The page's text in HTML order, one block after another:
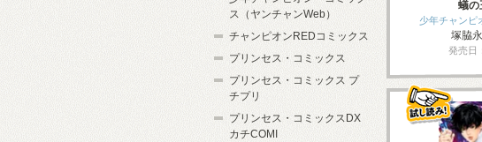
蟻の
少年チャンピ
塚脇
発売日
ス（ヤンチャンWeb）
チャンピオンREDコミックス
プリンセス・コミックス
プリンセス・コミックス プ
チプリ
プリンセス・コミックスDX
カチCOMI